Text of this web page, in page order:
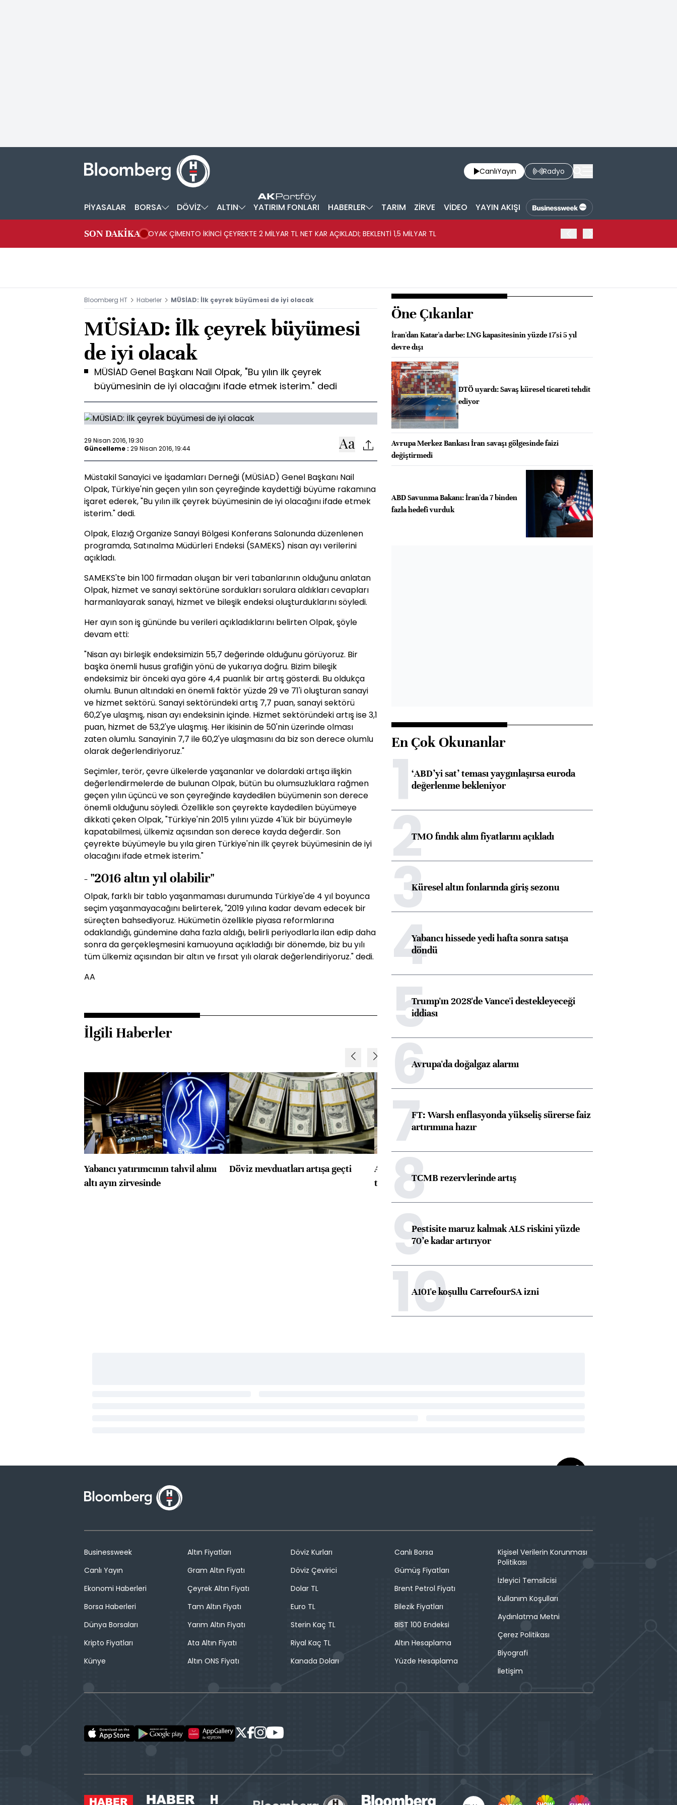
CanlıYayın Radyo
PİYASALAR BORSA DÖVİZ ALTIN YATIRIM FONLARI HABERLER TARIM ZİRVE VİDEO YAYIN AKIŞI
SON DAKİKA OYAK ÇİMENTO İKİNCİ ÇEYREKTE 2 MİLYAR TL NET KAR AÇIKLADI; BEKLENTİ 1,5 MİLYAR TL
Bloomberg HT Haberler MÜSİAD: İlk çeyrek büyümesi de iyi olacak
MÜSİAD: İlk çeyrek büyümesi
de iyi olacak
MÜSİAD Genel Başkanı Nail Olpak, "Bu yılın ilk çeyrek
büyümesinin de iyi olacağını ifade etmek isterim." dedi
29 Nisan 2016, 19:30
Güncelleme : 29 Nisan 2016, 19:44
Müstakil Sanayici ve İşadamları Derneği (MÜSİAD) Genel Başkanı Nail
Olpak, Türkiye'nin geçen yılın son çeyreğinde kaydettiği büyüme rakamına
işaret ederek, "Bu yılın ilk çeyrek büyümesinin de iyi olacağını ifade etmek
isterim." dedi.
Olpak, Elazığ Organize Sanayi Bölgesi Konferans Salonunda düzenlenen
programda, Satınalma Müdürleri Endeksi (SAMEKS) nisan ayı verilerini
açıkladı.
SAMEKS'te bin 100 firmadan oluşan bir veri tabanlarının olduğunu anlatan
Olpak, hizmet ve sanayi sektörüne sordukları sorulara aldıkları cevapları
harmanlayarak sanayi, hizmet ve bileşik endeksi oluşturduklarını söyledi.
Her ayın son iş gününde bu verileri açıkladıklarını belirten Olpak, şöyle
devam etti:
"Nisan ayı birleşik endeksimizin 55,7 değerinde olduğunu görüyoruz. Bir
başka önemli husus grafiğin yönü de yukarıya doğru. Bizim bileşik
endeksimiz bir önceki aya göre 4,4 puanlık bir artış gösterdi. Bu oldukça
olumlu. Bunun altındaki en önemli faktör yüzde 29 ve 71'i oluşturan sanayi
ve hizmet sektörü. Sanayi sektöründeki artış 7,7 puan, sanayi sektörü
60,2'ye ulaşmış, nisan ayı endeksinin içinde. Hizmet sektöründeki artış ise 3,1
puan, hizmet de 53,2'ye ulaşmış. Her ikisinin de 50'nin üzerinde olması
zaten olumlu. Sanayinin 7,7 ile 60,2'ye ulaşmasını da biz son derece olumlu
olarak değerlendiriyoruz."
Seçimler, terör, çevre ülkelerde yaşananlar ve dolardaki artışa ilişkin
değerlendirmelerde de bulunan Olpak, bütün bu olumsuzluklara rağmen
geçen yılın üçüncü ve son çeyreğinde kaydedilen büyümenin son derece
önemli olduğunu söyledi. Özellikle son çeyrekte kaydedilen büyümeye
dikkati çeken Olpak, "Türkiye'nin 2015 yılını yüzde 4'lük bir büyümeyle
kapatabilmesi, ülkemiz açısından son derece kayda değerdir. Son
çeyrekte büyümeyle bu yıla giren Türkiye'nin ilk çeyrek büyümesinin de iyi
olacağını ifade etmek isterim."
- "2016 altın yıl olabilir"
Olpak, farklı bir tablo yaşanmaması durumunda Türkiye'de 4 yıl boyunca
seçim yaşanmayacağını belirterek, "2019 yılına kadar devam edecek bir
süreçten bahsediyoruz. Hükümetin özellikle piyasa reformlarına
odaklandığı, gündemine daha fazla aldığı, belirli periyodlarla ilan edip daha
sonra da gerçekleşmesini kamuoyuna açıkladığı bir dönemde, biz bu yılı
tüm ülkemiz açısından bir altın ve fırsat yılı olarak değerlendiriyoruz." dedi.
AA
İlgili Haberler
Yabancı yatırımcının tahvil alımı
altı ayın zirvesinde
Döviz mevduatları artışa geçti
ABD'de konut başlangıçları
toparlandı
Almanya, Commerzbank
görüşmelere hazırlanıyor
Öne Çıkanlar
İran'dan Katar'a darbe: LNG kapasitesinin yüzde 17'si 5 yıl
devre dışı
DTÖ uyardı: Savaş küresel ticareti tehdit
ediyor
Avrupa Merkez Bankası İran savaşı gölgesinde faizi
değiştirmedi
ABD Savunma Bakanı: İran'da 7 binden
fazla hedefi vurduk
En Çok Okunanlar
1‘ABD’yi sat’ teması yaygınlaşırsa euroda
değerlenme bekleniyor
2TMO fındık alım fiyatlarını açıkladı
3Küresel altın fonlarında giriş sezonu
4Yabancı hissede yedi hafta sonra satışa
döndü
5Trump'ın 2028'de Vance'i destekleyeceği
iddiası
6Avrupa'da doğalgaz alarmı
7FT: Warsh enflasyonda yükseliş sürerse faiz
artırımına hazır
8TCMB rezervlerinde artış
9Pestisite maruz kalmak ALS riskini yüzde
70’e kadar artırıyor
10
A101'e koşullu CarrefourSA izni
Businessweek
Canlı Yayın
Ekonomi Haberleri
Borsa Haberleri
Dünya Borsaları
Kripto Fiyatları
Künye
Altın Fiyatları
Gram Altın Fiyatı
Çeyrek Altın Fiyatı
Tam Altın Fiyatı
Yarım Altın Fiyatı
Ata Altın Fiyatı
Altın ONS Fiyatı
Döviz Kurları
Döviz Çevirici
Dolar TL
Euro TL
Sterin Kaç TL
Riyal Kaç TL
Kanada Doları
Canlı Borsa
Gümüş Fiyatları
Brent Petrol Fiyatı
Bilezik Fiyatları
BIST 100 Endeksi
Altın Hesaplama
Yüzde Hesaplama
Kişisel Verilerin Korunması
Politikası
İzleyici Temsilcisi
Kullanım Koşulları
Aydınlatma Metni
Çerez Politikası
Biyografi
İletişim